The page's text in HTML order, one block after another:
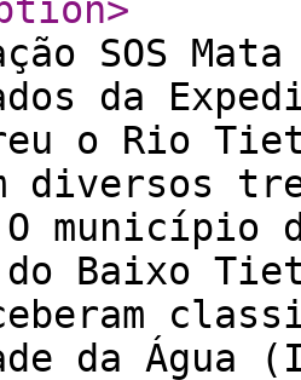
>
SOS
da
o Rio
diversos
município
Baixo
da Água